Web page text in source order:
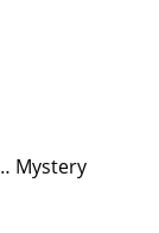
Mystery